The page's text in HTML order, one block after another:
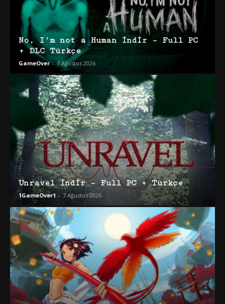
No, I’m not a Human İndir – Full PC
+ DLC Türkçe
GameOver - 7 Ağustos 2026
Unravel İndir – Full PC + Türkçe
1GameOver1 - 7 Ağustos 2026